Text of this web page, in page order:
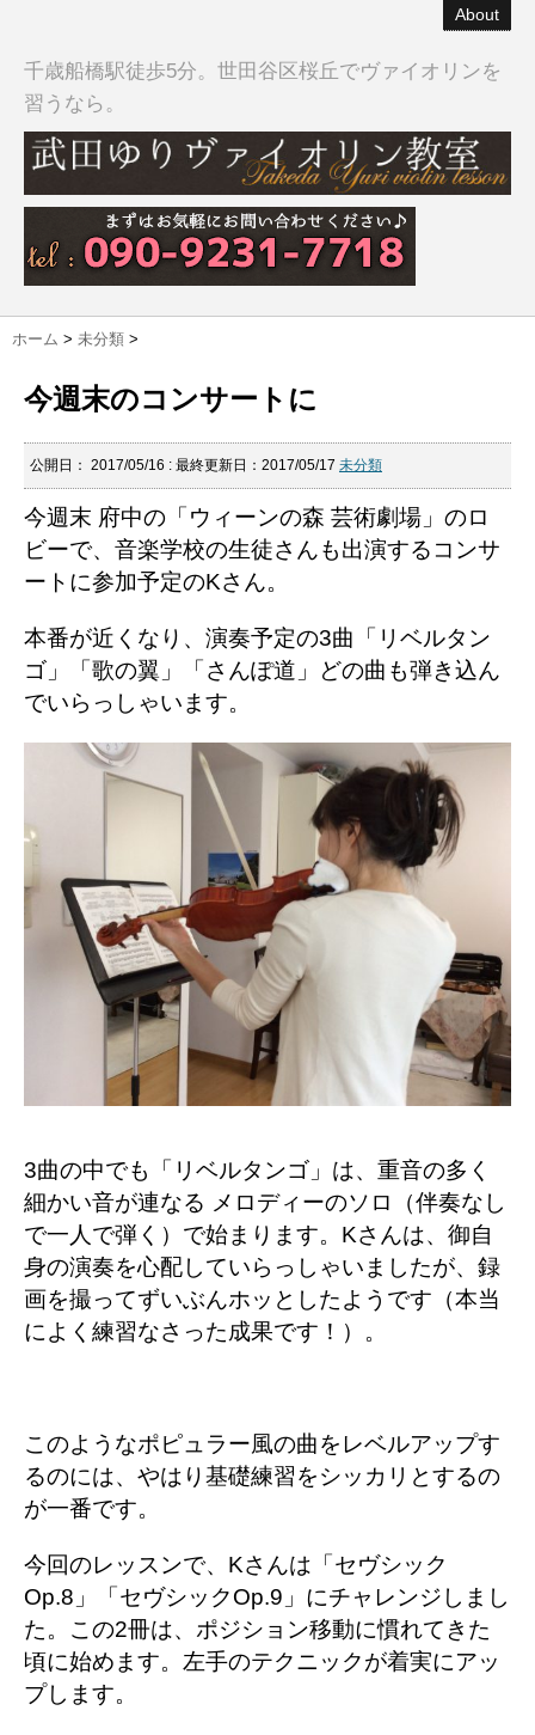
About
千歳船橋駅徒歩5分。世田谷区桜丘でヴァイオリンを
習うなら。
ホーム > 未分類 >
今週末のコンサートに
公開日： 2017/05/16 : 最終更新日：2017/05/17 未分類
今週末 府中の「ウィーンの森 芸術劇場」のロ
ビーで、音楽学校の生徒さんも出演するコンサ
ートに参加予定のKさん。
本番が近くなり、演奏予定の3曲「リベルタン
ゴ」「歌の翼」「さんぽ道」どの曲も弾き込ん
でいらっしゃいます。
3曲の中でも「リベルタンゴ」は、重音の多く
細かい音が連なる メロディーのソロ（伴奏なし
で一人で弾く）で始まります。Kさんは、御自
身の演奏を心配していらっしゃいましたが、録
画を撮ってずいぶんホッとしたようです（本当
によく練習なさった成果です！）。
このようなポピュラー風の曲をレベルアップす
るのには、やはり基礎練習をシッカリとするの
が一番です。
今回のレッスンで、Kさんは「セヴシック
Op.8」「セヴシックOp.9」にチャレンジしまし
た。この2冊は、ポジション移動に慣れてきた
頃に始めます。左手のテクニックが着実にアッ
プします。